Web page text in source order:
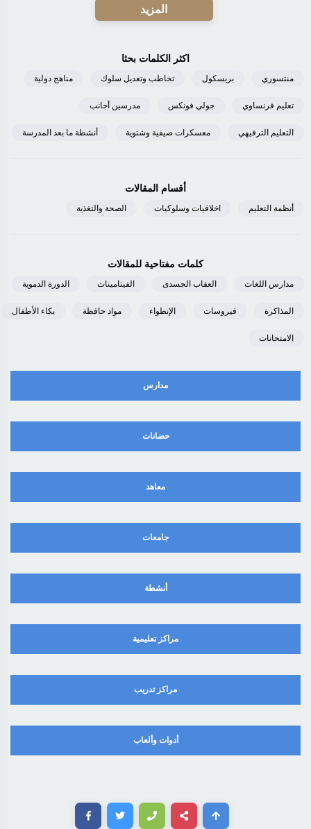
المزيد
اكثر الكلمات بحثا
منتسوري بريسكول تخاطب وتعديل سلوك مناهج دولية
تعليم فرنساوي جولي فونكس مدرسين أجانب
التعليم الترفيهي معسكرات صيفية وشتوية أنشطة ما بعد المدرسة
أقسام المقالات
أنظمة التعليم اخلاقيات وسلوكيات الصحة والتغذية
كلمات مفتاحية للمقالات
مدارس اللغات العقاب الجسدى الفيتامينات الدورة الدموية
المذاكرة فيروسات الإنطواء مواد حافظة بكاء الأطفال
الامتحانات
مدارس
حضانات
معاهد
جامعات
أنشطة
مراكز تعليمية
مراكز تدريب
أدوات وألعاب